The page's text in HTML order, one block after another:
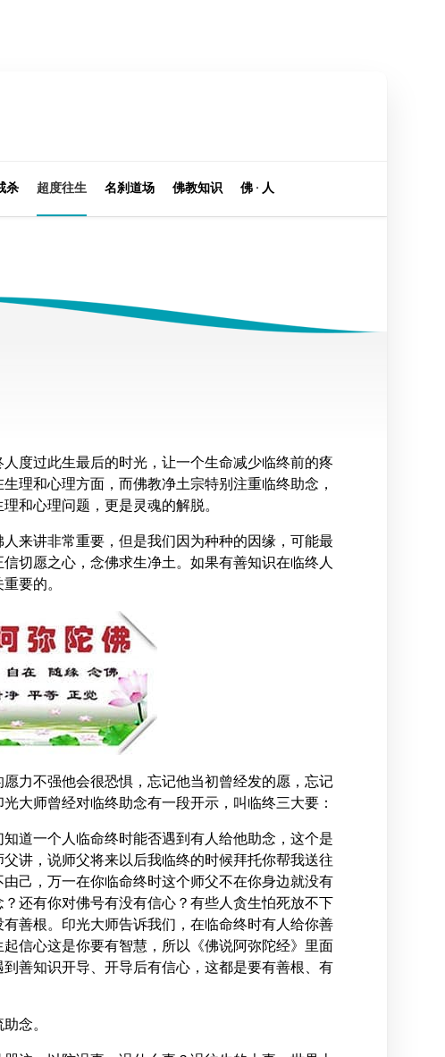
阿
若
部
严
部
部
大
部
经
部
密
教
部
史
传
部
杀 超度往生 名刹道场 佛教知识 佛 · 人
度过此生最后的时光，让一个生命减少临终前的疼
理和心理方面，而佛教净土宗特别注重临终助念，
和心理问题，更是灵魂的解脱。
来讲非常重要，但是我们因为种种的因缘，可能最
切愿之心，念佛求生净土。如果有善知识在临终人
要的。
力不强他会很恐惧，忘记他当初曾经发的愿，忘记
大师曾经对临终助念有一段开示，叫临终三大要：
知道一个人临命终时能否遇到有人给他助念，这个是
讲，说师父将来以后我临终的时候拜托你帮我送往
己，万一在你临命终时这个师父不在你身边就没有
还有你对佛号有没有信心？有些人贪生怕死放不下
善根。印光大师告诉我们，在临命终时有人给你善
信心这是你要有智慧，所以《佛说阿弥陀经》里面
善知识开导、开导后有信心，这都是要有善根、有
念。